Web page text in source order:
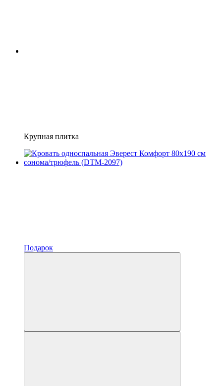
Крупная плитка
Подарок